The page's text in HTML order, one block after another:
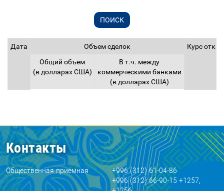
Дата Объем сделок
Курс
Общий объем
(в долларах США)
В т.ч. между
коммерческими банками
(в долларах США)
Контакты
Общественная приемная
+996 (312) 61-04-86
+996 (312) 66-90-15 +1257,